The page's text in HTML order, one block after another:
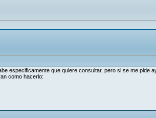
especificamente que quiere consultar, pero si se me pide
como hacerlo: